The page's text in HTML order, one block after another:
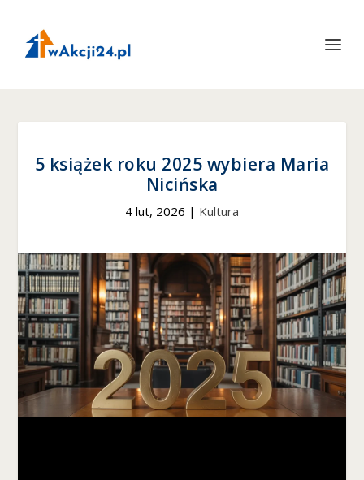
5 książek roku 2025 wybiera Maria
Nicińska
4 lut, 2026 | Kultura
Konieczne
Te pliki cookie
nie są
opcjonalne. Są
one potrzebne